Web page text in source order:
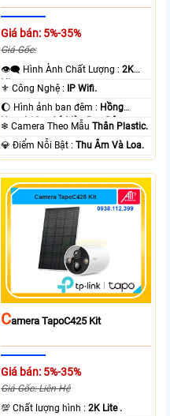
Giá bán: 5%-35%
Giá Gốc:
👁️‍🗨 Hình Ành Chất Lượng :2K
Lite .
⚜️ Công Nghệ :
IP Wifi.
🌔 Hình ảnh ban đêm : Hồng
Ngoại 10m Có Màu Ban Ðêm.
❄ Camera Theo MẫuThân Plastic.
️💎 Điểm Nỗi Bật :Thu Âm Và Loa.
CAmera TapoC425 Kit
Giá bán: 5%-35%
Giá Gốc: Liên Hệ
💯 Chất lượng hình :2K Lite .